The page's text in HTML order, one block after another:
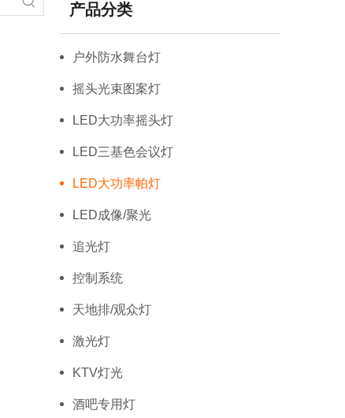
产品分类
户外防水舞台灯
摇头光束图案灯
LED大功率摇头灯
LED三基色会议灯
LED大功率帕灯
LED成像/聚光
追光灯
控制系统
天地排/观众灯
激光灯
KTV灯光
酒吧专用灯